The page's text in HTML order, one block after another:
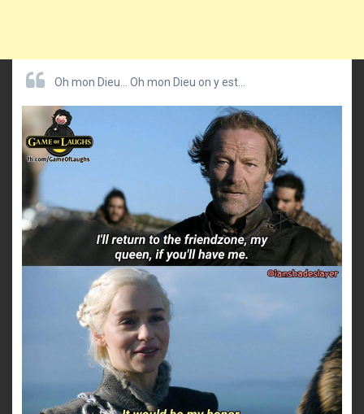
Oh mon Dieu… Oh mon Dieu on y est…